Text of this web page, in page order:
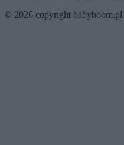
© 2026 copyright babyboom.pl